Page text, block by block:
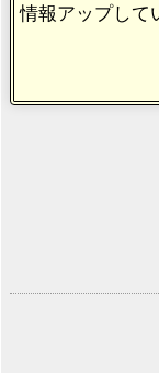
情報アップして